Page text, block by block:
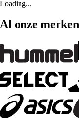
Loading...
Al onze merken